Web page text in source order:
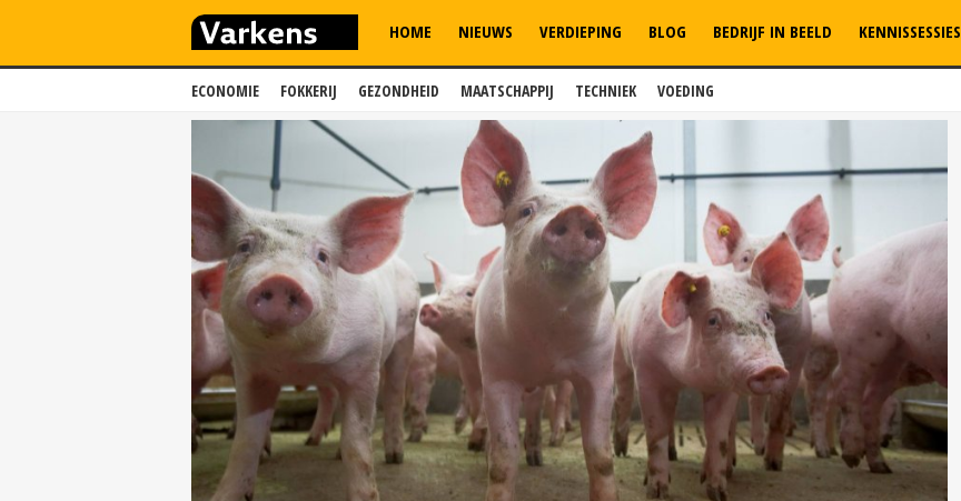
ECONOMIE FOKKERIJ GEZONDHEID MAATSCHAPPIJ TECHNIEK VOEDING
HOME NIEUWS VERDIEPING BLOG BEDRIJF IN BEELD KENNISSESSIES